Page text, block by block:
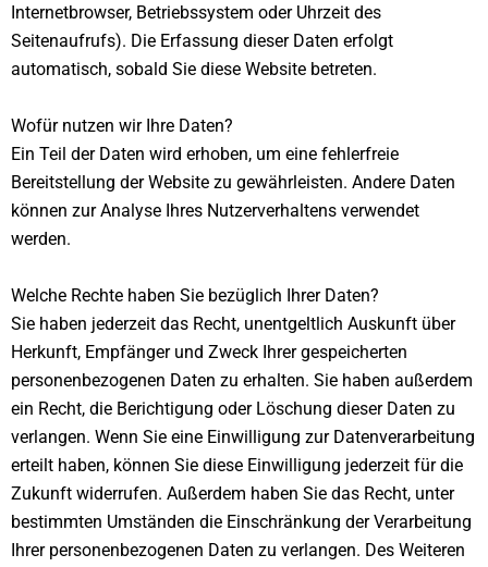
Internetbrowser, Betriebssystem oder Uhrzeit des
Seitenaufrufs). Die Erfassung dieser Daten erfolgt
automatisch, sobald Sie diese Website betreten.
Wofür nutzen wir Ihre Daten?
Ein Teil der Daten wird erhoben, um eine fehlerfreie
Bereitstellung der Website zu gewährleisten. Andere Daten
können zur Analyse Ihres Nutzerverhaltens verwendet
werden.
Welche Rechte haben Sie bezüglich Ihrer Daten?
Sie haben jederzeit das Recht, unentgeltlich Auskunft über
Herkunft, Empfänger und Zweck Ihrer gespeicherten
personenbezogenen Daten zu erhalten. Sie haben außerdem
ein Recht, die Berichtigung oder Löschung dieser Daten zu
verlangen. Wenn Sie eine Einwilligung zur Datenverarbeitung
erteilt haben, können Sie diese Einwilligung jederzeit für die
Zukunft widerrufen. Außerdem haben Sie das Recht, unter
bestimmten Umständen die Einschränkung der Verarbeitung
Ihrer personenbezogenen Daten zu verlangen. Des Weiteren